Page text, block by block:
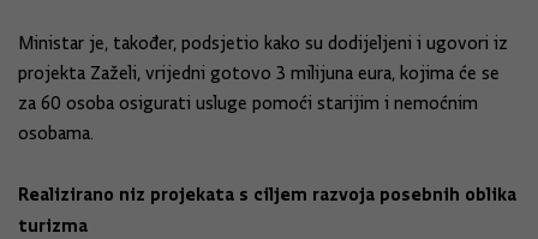
Ministar je, također, podsjetio kako su dodijeljeni i ugovori iz
projekta Zaželi, vrijedni gotovo 3 milijuna eura, kojima će se
za 60 osoba osigurati usluge pomoći starijim i nemoćnim
osobama.
Realizirano niz projekata s ciljem razvoja posebnih oblika
turizma